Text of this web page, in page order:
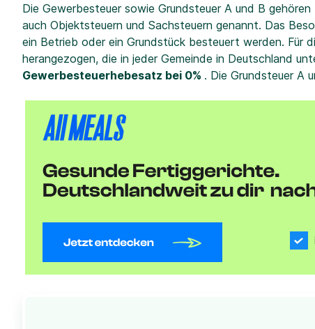
Die Gewerbesteuer sowie Grundsteuer A und B
auch Objektsteuern und Sachsteuern genannt. Das
ein Betrieb oder ein Grundstück besteuert werden. Für
herangezogen, die in jeder Gemeinde in Deutschland
Gewerbesteuerhebesatz bei 0% . Die Grundsteuer A